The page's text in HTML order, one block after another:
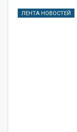
ЛЕНТА НОВОСТЕЙ